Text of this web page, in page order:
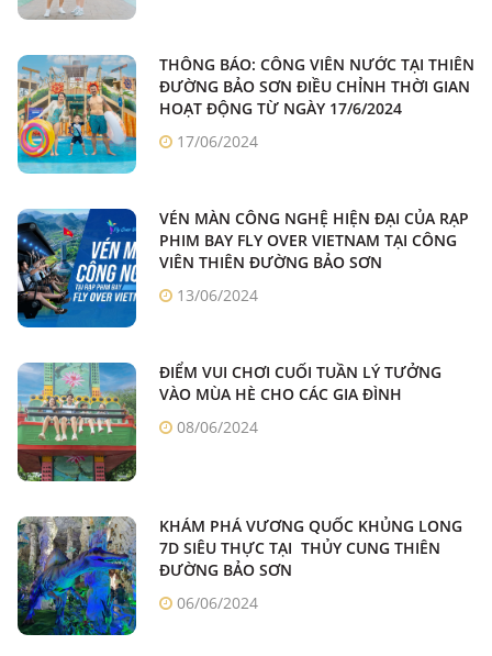
THÔNG BÁO: CÔNG VIÊN NƯỚC TẠI THIÊN
ĐƯỜNG BẢO SƠN ĐIỀU CHỈNH THỜI GIAN
HOẠT ĐỘNG TỪ NGÀY 17/6/2024
17/06/2024
VÉN MÀN CÔNG NGHỆ HIỆN ĐẠI CỦA RẠP
PHIM BAY FLY OVER VIETNAM TẠI CÔNG
VIÊN THIÊN ĐƯỜNG BẢO SƠN
13/06/2024
ĐIỂM VUI CHƠI CUỐI TUẦN LÝ TƯỞNG
VÀO MÙA HÈ CHO CÁC GIA ĐÌNH
08/06/2024
KHÁM PHÁ VƯƠNG QUỐC KHỦNG LONG
7D SIÊU THỰC TẠI THỦY CUNG THIÊN
ĐƯỜNG BẢO SƠN
06/06/2024